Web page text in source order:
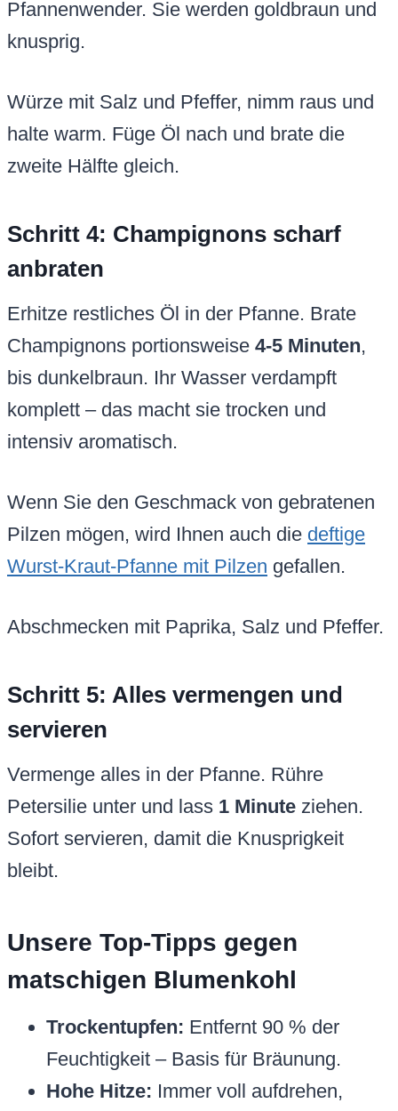
Pfannenwender. Sie werden goldbraun und
knusprig.
Würze mit Salz und Pfeffer, nimm raus und
halte warm. Füge Öl nach und brate die
zweite Hälfte gleich.
Schritt 4: Champignons scharf
anbraten
Erhitze restliches Öl in der Pfanne. Brate
Champignons portionsweise 4-5 Minuten,
bis dunkelbraun. Ihr Wasser verdampft
komplett – das macht sie trocken und
intensiv aromatisch.
Wenn Sie den Geschmack von gebratenen
Pilzen mögen, wird Ihnen auch die deftige
Wurst-Kraut-Pfanne mit Pilzen gefallen.
Abschmecken mit Paprika, Salz und Pfeffer.
Schritt 5: Alles vermengen und
servieren
Vermenge alles in der Pfanne. Rühre
Petersilie unter und lass 1 Minute ziehen.
Sofort servieren, damit die Knusprigkeit
bleibt.
Unsere Top-Tipps gegen
matschigen Blumenkohl
Trockentupfen: Entfernt 90 % der
Feuchtigkeit – Basis für Bräunung.
Hohe Hitze: Immer voll aufdrehen,